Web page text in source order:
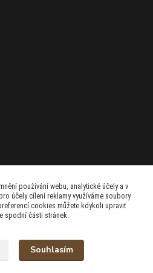
používání webu, analytické účely a v
účely cílení reklamy využíváme soubory
cookies můžete kdykoli upravit
spodní části stránek.
Souhlasím